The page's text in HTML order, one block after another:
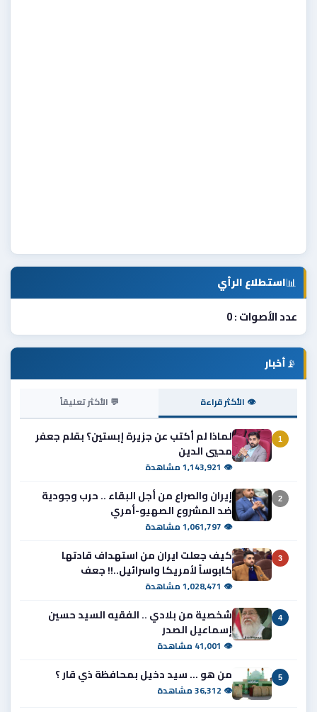
📊استطلاع الرأي
عدد الأصوات : 0
📡أخبار
👁 الأكثر قراءة 💬 الأكثر تعليقاً
1
لماذا لم أكتب عن جزيرة إبستين؟ بقلم جعفر
محيي الدين
👁 1,143,921 مشاهدة
2
إيران والصراع من أجل البقاء .. حرب وجودية
ضد المشروع الصهيو-أمري
👁 1,061,797 مشاهدة
3
كيف جعلت ايران من استهداف قادتها
كابوساً لأمريكا واسرائيل..!! جعف
👁 1,028,471 مشاهدة
4
شخصية من بلادي .. الفقيه السيد حسين
إسماعيل الصدر
👁 41,001 مشاهدة
5 من هو ... سيد دخيل بمحافظة ذي قار ؟
👁 36,312 مشاهدة